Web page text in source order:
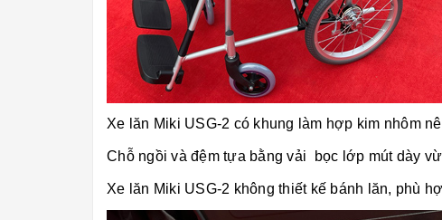
Xe lăn Miki USG-2 có khung làm hợp kim nhôm
Chỗ ngồi và đệm tựa bằng vải bọc lớp mút dày
Xe lăn Miki USG-2 không thiết kế bánh lăn, phù